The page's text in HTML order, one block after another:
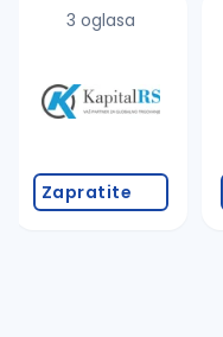
3 oglasa
Zapratite